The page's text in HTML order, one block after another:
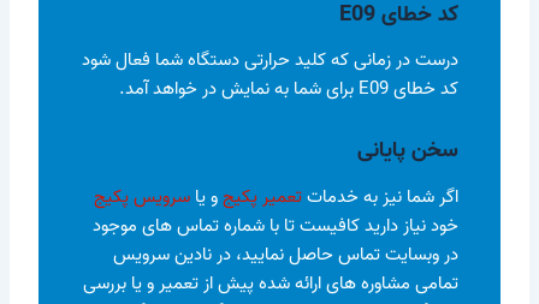
کد خطای E09
درست در زمانی که کلید حرارتی دستگاه شما فعال شود
کد خطای E09 برای شما به نمایش در خواهد آمد.
سخن پایانی
اگر شما نیز به خدماتتعمیر پکیجو یاسرویس پکیج
خود نیاز دارید کافیست تا با شماره تماس های موجود
در وبسایت تماس حاصل نمایید، در نادین سرویس
تمامی مشاوره های ارائه شده پیش از تعمیر و یا بررسی